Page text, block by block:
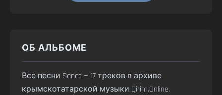
ОБ АЛЬБОМЕ
Все песни Sanat — 17 треков в архиве
крымскотатарской музыки Qirim.Online.